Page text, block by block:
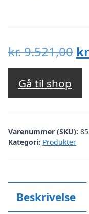
kr.9.521,00
var:
Gå til shop
Varenummer (SKU):
Kategori: Produkter
Beskrivelse